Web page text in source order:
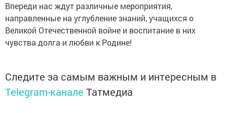
Впереди нас ждут различные мероприятия,
направленные на углубление знаний, учащихся о
Великой Отечественной войне и воспитание в них
чувства долга и любви к Родине!
Следите за самым важным и интересным в
Telegram-канале Татмедиа